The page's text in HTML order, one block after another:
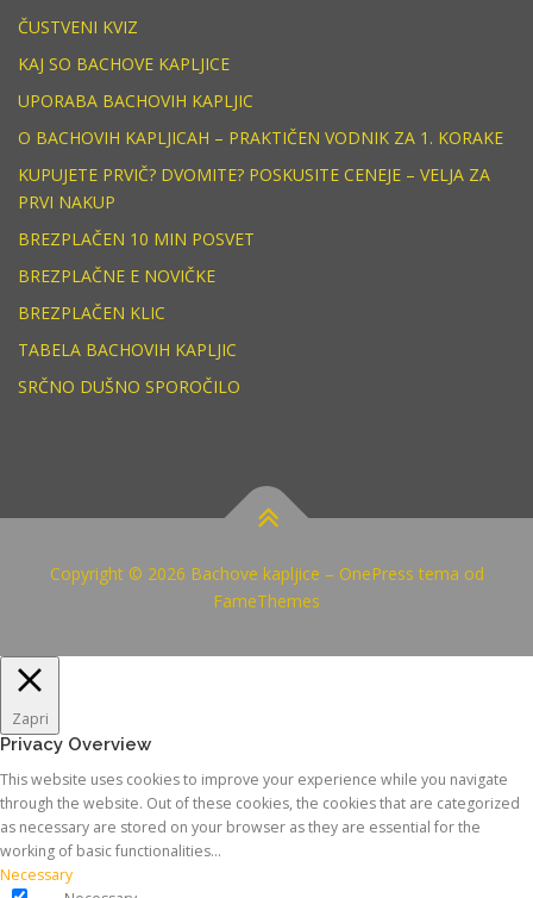
ČUSTVENI KVIZ
KAJ SO BACHOVE KAPLJICE
UPORABA BACHOVIH KAPLJIC
O BACHOVIH KAPLJICAH – PRAKTIČEN VODNIK ZA 1. KORAKE
KUPUJETE PRVIČ? DVOMITE? POSKUSITE CENEJE – VELJA ZA
PRVI NAKUP
BREZPLAČEN 10 MIN POSVET
BREZPLAČNE E NOVIČKE
BREZPLAČEN KLIC
TABELA BACHOVIH KAPLJIC
SRČNO DUŠNO SPOROČILO
Copyright © 2026 Bachove kapljice – OnePress tema od
FameThemes
Zapri
Privacy Overview
This website uses cookies to improve your experience while you navigate
through the website. Out of these cookies, the cookies that are categorized
as necessary are stored on your browser as they are essential for the
working of basic functionalities...
Necessary